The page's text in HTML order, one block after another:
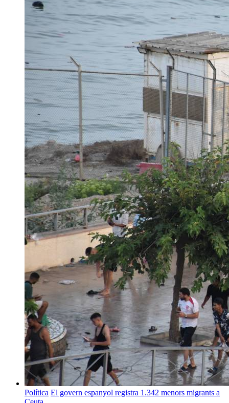
Política El govern espanyol registra 1.342 menors migrants a